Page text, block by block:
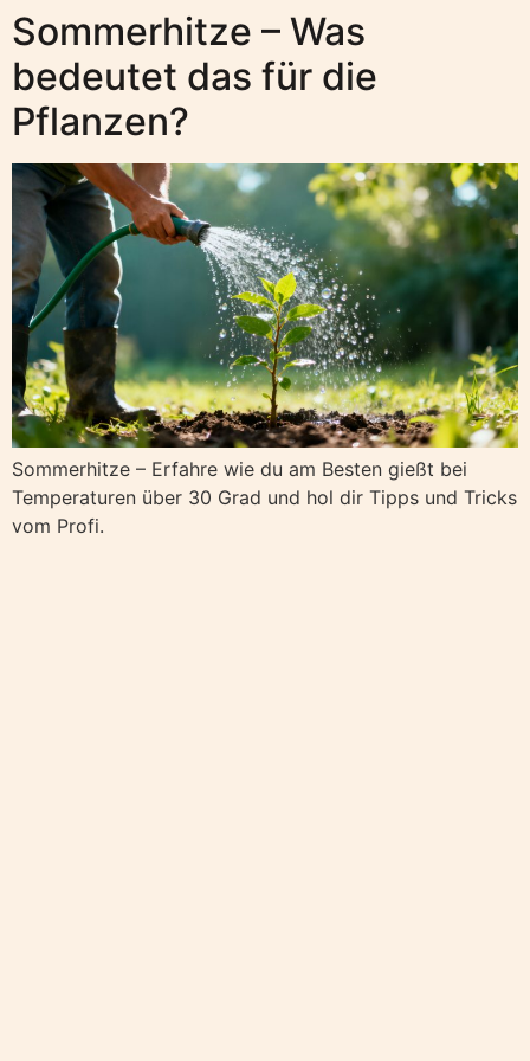
Sommerhitze – Was
bedeutet das für die
Pflanzen?
Sommerhitze – Erfahre wie du am Besten gießt bei
Temperaturen über 30 Grad und hol dir Tipps und Tricks
vom Profi.